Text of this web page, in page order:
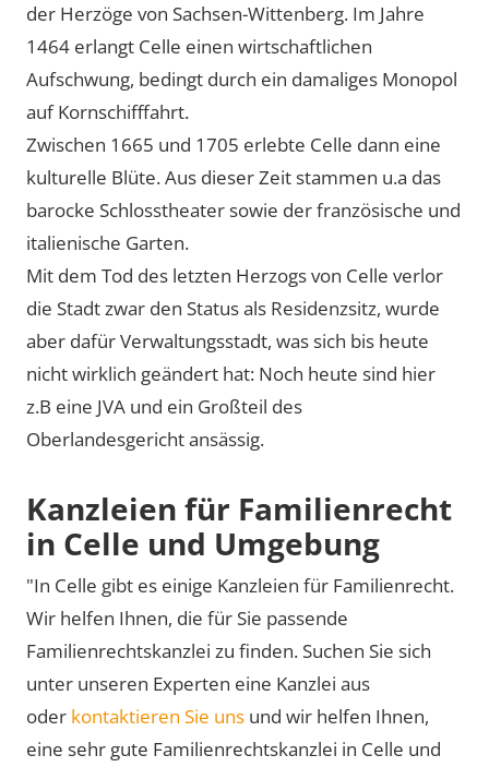
der Herzöge von Sachsen-Wittenberg. Im Jahre
1464 erlangt Celle einen wirtschaftlichen
Aufschwung, bedingt durch ein damaliges Monopol
auf Kornschifffahrt.
Zwischen 1665 und 1705 erlebte Celle dann eine
kulturelle Blüte. Aus dieser Zeit stammen u.a das
barocke Schlosstheater sowie der französische und
italienische Garten.
Mit dem Tod des letzten Herzogs von Celle verlor
die Stadt zwar den Status als Residenzsitz, wurde
aber dafür Verwaltungsstadt, was sich bis heute
nicht wirklich geändert hat: Noch heute sind hier
z.B eine JVA und ein Großteil des
Oberlandesgericht ansässig.
Kanzleien für Familienrecht
in Celle und Umgebung
"In Celle gibt es einige Kanzleien für Familienrecht.
Wir helfen Ihnen, die für Sie passende
Familienrechtskanzlei zu finden. Suchen Sie sich
unter unseren Experten eine Kanzlei aus
oder kontaktieren Sie uns und wir helfen Ihnen,
eine sehr gute Familienrechtskanzlei in Celle und